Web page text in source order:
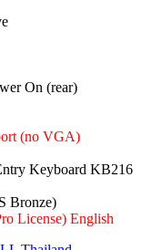
On (rear)
(no VGA)
Keyboard KB216
Bronze)
License) English